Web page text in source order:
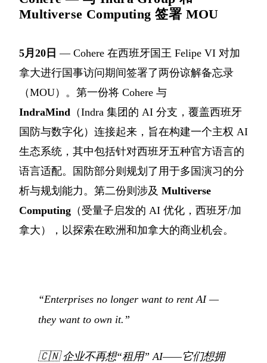
Multiverse Computing 签署 MOU
5月20日 — Cohere 在西班牙国王 Felipe VI 对加
拿大进行国事访问期间签署了两份谅解备忘录
（MOU）。第一份将 Cohere 与
IndraMind （Indra 集团的 AI 分支，覆盖西班牙
国防与数字化）连接起来，旨在构建一个主权 AI
生态系统，其中包括针对西班牙五种官方语言的
语言适配。国防部分则规划了用于多国演习的分
析与规划能力。第二份则涉及 Multiverse
Computing （受量子启发的 AI 优化，西班牙/加
拿大），以探索在欧洲和加拿大的商业机会。
“Enterprises no longer want to rent AI —
they want to own it.”
🇨🇳企业不再想“租用” AI——它们想拥